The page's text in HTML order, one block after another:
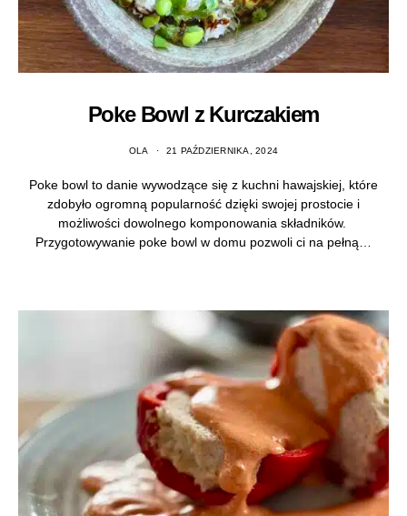
Poke Bowl z Kurczakiem
OLA 21 PAŹDZIERNIKA, 2024
Poke bowl to danie wywodzące się z kuchni hawajskiej, które
zdobyło ogromną popularność dzięki swojej prostocie i
możliwości dowolnego komponowania składników.
Przygotowywanie poke bowl w domu pozwoli ci na pełną…